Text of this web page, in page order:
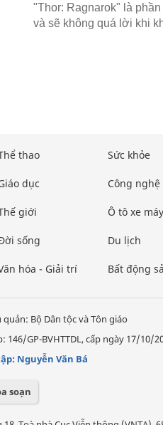
"Thor: Ragnarok" là
và sẽ không quá lời khi
thao
dục
giới
sống
hóa - Giải trí
Sức khỏe
Công nghệ
Ô tô xe máy
Du lịch
Bất động
quản: Bộ Dân tộc và Tôn giáo
146/GP-BVHTTDL, cấp ngày 17/10/
Nguyễn Văn Bá
soạn